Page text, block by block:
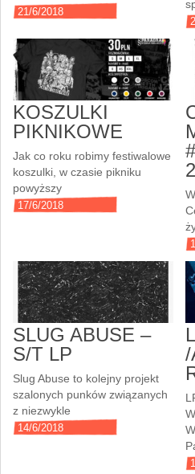
21/6/2018
KOSZULKI
PIKNIKOWE
Jak co roku robimy festiwalowe
koszulki, w czasie pikniku
powyższy
17/6/2018
SLUG ABUSE –
S/T LP
Slug Abuse to kolejny projekt
szalonych punków związanych
z niezwykle
14/6/2018
/